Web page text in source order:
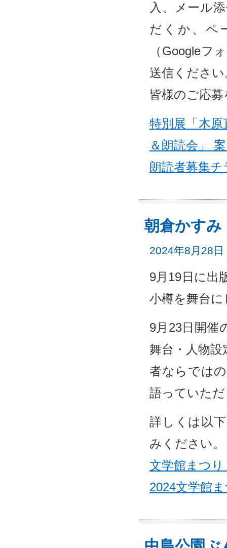
入、メール
だくか、ペ
（Googleフ
送信ください
皆様のご応
特別展「木
＆朗読会」
朗読者募集チ
朝倉かすみ
2024年8月28日
9月19日に出
小樽を舞台
9月23日開催
舞台・人物
者ならでは
語っていた
詳しくは以
みください。
文学館まつ
2024文学館